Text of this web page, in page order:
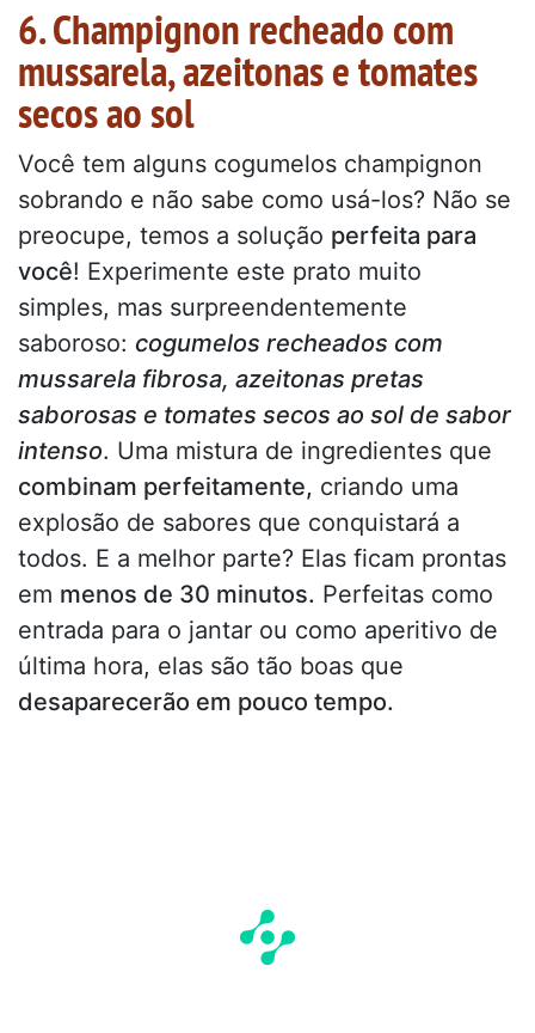
6. Champignon recheado com
mussarela, azeitonas e tomates
secos ao sol
Você tem alguns cogumelos champignon
sobrando e não sabe como usá-los? Não se
preocupe, temos a solução perfeita para
você! Experimente este prato muito
simples, mas surpreendentemente
saboroso: cogumelos recheados com
mussarela fibrosa, azeitonas pretas
saborosas e tomates secos ao sol de sabor
intenso. Uma mistura de ingredientes que
combinam perfeitamente, criando uma
explosão de sabores que conquistará a
todos. E a melhor parte? Elas ficam prontas
em menos de 30 minutos. Perfeitas como
entrada para o jantar ou como aperitivo de
última hora, elas são tão boas que
desaparecerão em pouco tempo.